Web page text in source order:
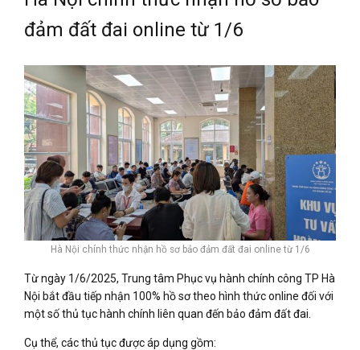
đảm đất đai online từ 1/6
Hà Nội chính thức nhận hồ sơ bảo đảm đất đai online từ 1/6
Từ ngày 1/6/2025, Trung tâm Phục vụ hành chính công TP Hà
Nội bắt đầu tiếp nhận 100% hồ sơ theo hình thức online đối với
một số thủ tục hành chính liên quan đến bảo đảm đất đai.
Cụ thể, các thủ tục được áp dụng gồm: